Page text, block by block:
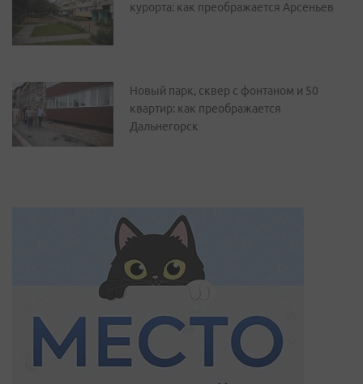
курорта: как преображается Арсеньев
Новый парк, сквер с фонтаном и 50
квартир: как преображается
Дальнегорск